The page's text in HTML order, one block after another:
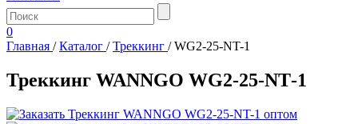
0
Главная / Каталог / Треккинг / WG2-25-NT-1
Треккинг WANNGO WG2‑25‑NT‑1